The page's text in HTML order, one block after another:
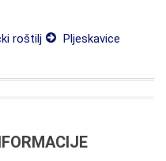
roštilj Pljeskavice